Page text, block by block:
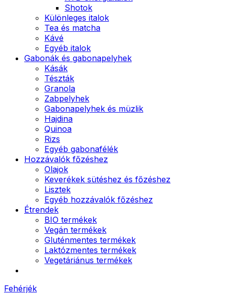
Shotok
Különleges italok
Tea és matcha
Kávé
Egyéb italok
Gabonák és gabonapelyhek
Kásák
Tészták
Granola
Zabpelyhek
Gabonapelyhek és müzlik
Hajdina
Quinoa
Rizs
Egyéb gabonafélék
Hozzávalók főzéshez
Olajok
Keverékek sütéshez és főzéshez
Lisztek
Egyéb hozzávalók főzéshez
Étrendek
BIO termékek
Vegán termékek
Gluténmentes termékek
Laktózmentes termékek
Vegetáriánus termékek
Fehérjék